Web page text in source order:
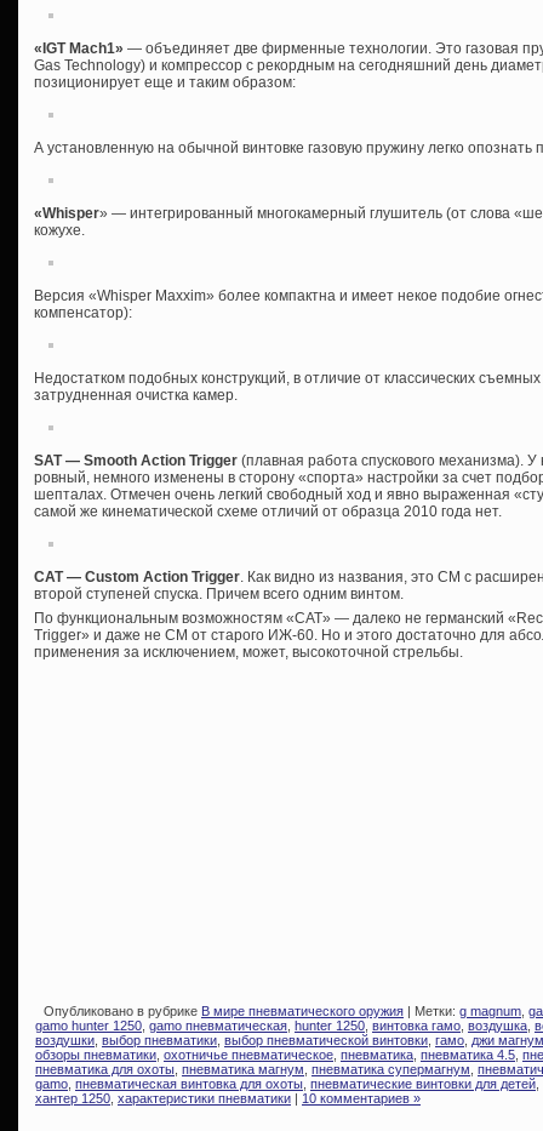
«IGT Mach1» — объединяет две фирменные технологии. Это газовая
Gas Technology) и компрессор с рекордным на сегодняшний день
позиционирует еще и таким образом:
А установленную на обычной винтовке газовую пружину легко опознать
«Whisper» — интегрированный многокамерный глушитель (от слова
кожухе.
Версия «Whisper Maxxim» более компактна и имеет некое подобие
компенсатор):
Недостатком подобных конструкций, в отличие от классических
затрудненная очистка камер.
SAT — Smooth Action Trigger (плавная работа спускового механизма).
ровный, немного изменены в сторону «спорта» настройки за счет
шепталах. Отмечен очень легкий свободный ход и явно выраженная
самой же кинематической схеме отличий от образца 2010 года нет.
CAT — Custom Action Trigger. Как видно из названия, это СМ с
второй ступеней спуска. Причем всего одним винтом.
По функциональным возможностям «CAT» — далеко не германский
Trigger» и даже не СМ от старого ИЖ-60. Но и этого достаточно для
применения за исключением, может, высокоточной стрельбы.
Опубликовано в рубрике В мире пневматического оружия | Метки: g magnum
gamo hunter 1250 gamo пневматическая hunter 1250 винтовка гамо воздушка
воздушки выбор пневматики выбор пневматической винтовки гамо джи магнум
обзоры пневматики охотничье пневматическое пневматика пневматика 4.5
пневматика для охоты пневматика магнум пневматика супермагнум
gamo пневматическая винтовка для охоты пневматические винтовки для детей
хантер 1250 характеристики пневматики | 10 комментариев »